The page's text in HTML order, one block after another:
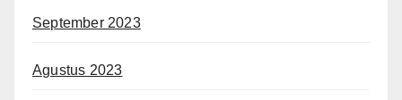
September 2023
Agustus 2023